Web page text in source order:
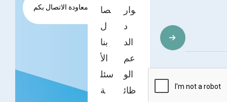
طلب معاودة الاتصال بكمصا
ل
بنا
الأ
سئل
ة
وار
د
الد
عم
الو
ظائ